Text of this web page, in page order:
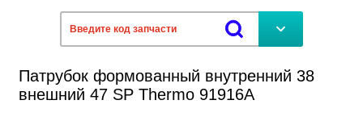
Патрубок формованный внутренний 38
внешний 47 SP Thermo 91916A